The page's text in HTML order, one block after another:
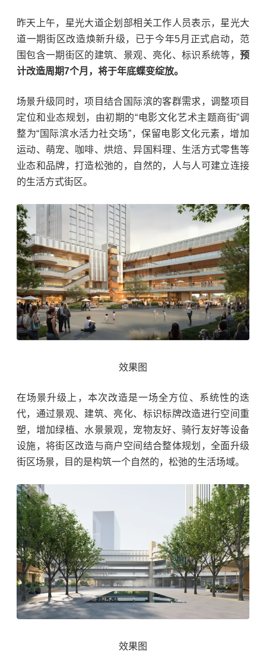
昨天上午，星光大道企划部相关工作人员表示，星光大
道一期街区改造焕新升级，已于今年5月正式启动，范
围包含一期街区的建筑、景观、亮化、标识系统等， 预
计改造周期7个月，将于年底蝶变绽放。
场景升级同时，项目结合国际滨的客群需求，调整项目
定位和业态规划，由初期的“电影文化艺术主题商街”调
整为“国际滨水活力社交场”，保留电影文化元素，增加
运动、萌宠、咖啡、烘焙、异国料理、生活方式零售等
业态和品牌，打造松弛的，自然的，人与人可建立连接
的生活方式街区。
效果图
在场景升级上，本次改造是一场全方位、系统性的迭
代，通过景观、建筑、亮化、标识标牌改造进行空间重
塑，增加绿植、水景景观，宠物友好、骑行友好等设备
设施，将街区改造与商户空间结合整体规划，全面升级
街区场景，目的是构筑一个自然的，松弛的生活场域。
效果图